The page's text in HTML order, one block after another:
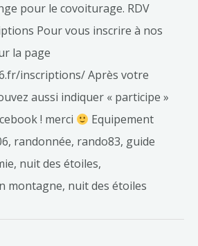
pour le covoiturage. RDV
Pour vous inscrire à nos
la page
inscriptions/ Après votre
aussi indiquer « participe »
! merci
Equipement
randonnée, rando83, guide
nuit des étoiles,
montagne, nuit des étoiles